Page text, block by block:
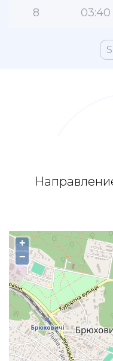
8 03:40
+
−